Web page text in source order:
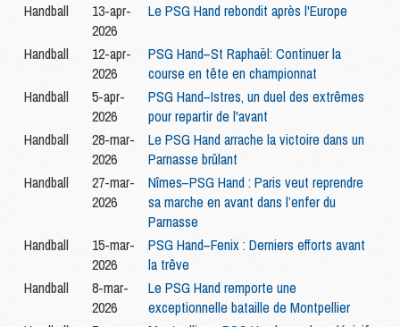
Handball
13-apr-
2026
Le PSG Hand rebondit après l'Europe
Handball
12-apr-
2026
PSG Hand–St Raphaël: Continuer la
course en tête en championnat
Handball
5-apr-
2026
PSG Hand–Istres, un duel des extrêmes
pour repartir de l'avant
Handball
28-mar-
2026
Le PSG Hand arrache la victoire dans un
Parnasse brûlant
Handball
27-mar-
2026
Nîmes–PSG Hand : Paris veut reprendre
sa marche en avant dans l’enfer du
Parnasse
Handball
15-mar-
2026
PSG Hand–Fenix : Derniers efforts avant
la trêve
Handball
8-mar-
2026
Le PSG Hand remporte une
exceptionnelle bataille de Montpellier